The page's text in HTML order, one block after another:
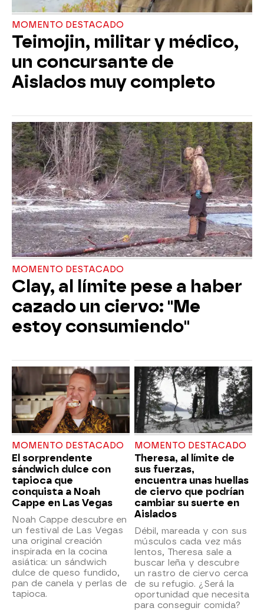
MOMENTO DESTACADO
Teimojin, militar y médico,
un concursante de
Aislados muy completo
MOMENTO DESTACADO
Clay, al límite pese a haber
cazado un ciervo: "Me
estoy consumiendo"
MOMENTO DESTACADO
El sorprendente
sándwich dulce con
tapioca que
conquista a Noah
Cappe en Las Vegas
Noah Cappe descubre en
un festival de Las Vegas
una original creación
inspirada en la cocina
asiática: un sándwich
dulce de queso fundido,
pan de canela y perlas de
tapioca.
MOMENTO DESTACADO
Theresa, al límite de
sus fuerzas,
encuentra unas huellas
de ciervo que podrían
cambiar su suerte en
Aislados
Débil, mareada y con sus
músculos cada vez más
lentos, Theresa sale a
buscar leña y descubre
un rastro de ciervo cerca
de su refugio. ¿Será la
oportunidad que necesita
para conseguir comida?